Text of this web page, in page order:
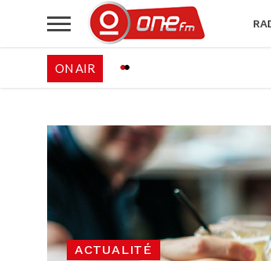
ON AIR
ACTUALITÉ